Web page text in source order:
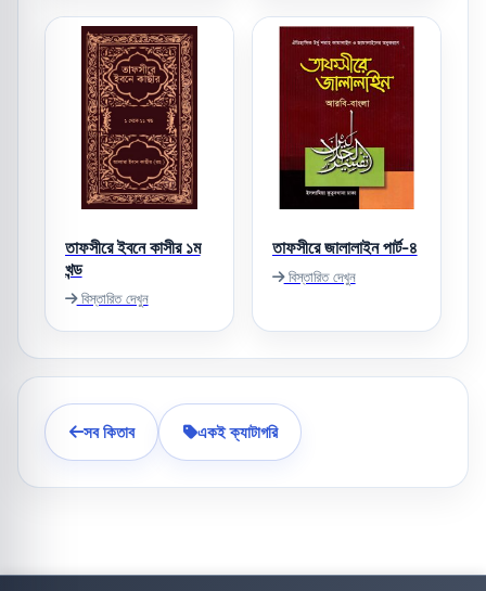
তাফসীরে ইবনে কাসীর ১ম
খন্ড
বিস্তারিত দেখুন
তাফসীরে জালালাইন পার্ট-৪
বিস্তারিত দেখুন
সব কিতাব একই ক্যাটাগরি